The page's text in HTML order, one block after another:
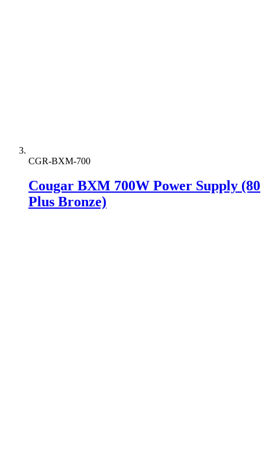
CGR-BXM-700
Cougar BXM 700W Power Supply (80
Plus Bronze)